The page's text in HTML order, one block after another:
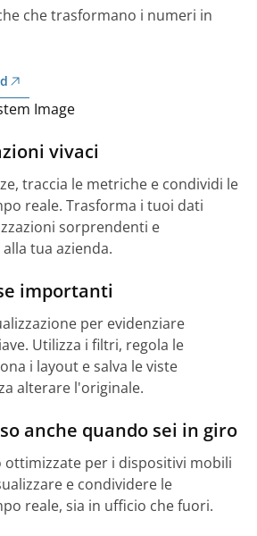
che trasformano i numeri in
vivaci
traccia le metriche e condividi le
reale. Trasforma i tuoi dati
sorprendenti e
tua azienda.
importanti
per evidenziare
Utilizza i filtri, regola le
i layout e salva le viste
alterare l'originale.
anche quando sei in giro
ottimizzate per i dispositivi mobili
e condividere le
reale, sia in ufficio che fuori.